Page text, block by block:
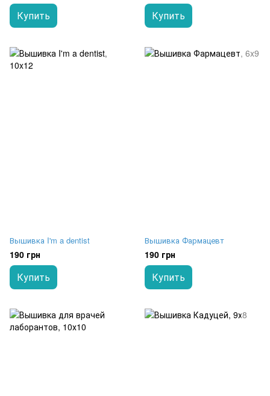
Купить Купить
Вышивка I'm a dentist
190 грн
Купить
Вышивка Фармацевт
190 грн
Купить